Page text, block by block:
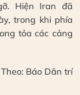
Hiện Iran đã
trong khi phía
tỏa các cảng
Theo: Báo Dân trí